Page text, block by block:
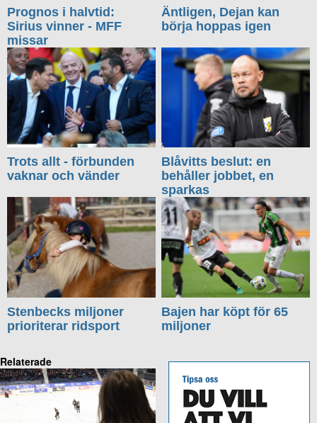
Prognos i halvtid:
Sirius vinner - MFF
missar
Äntligen, Dejan kan
börja hoppas igen
Trots allt - förbunden
vaknar och vänder
Blåvitts beslut: en
behåller jobbet, en
sparkas
Stenbecks miljoner
prioriterar ridsport
Bajen har köpt för 65
miljoner
Relaterade